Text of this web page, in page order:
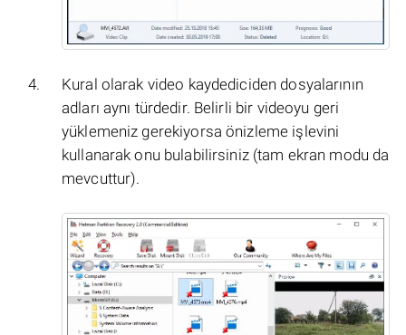
Kural olarak video kaydediciden dosyalarının
adları aynı türdedir. Belirli bir videoyu geri
yüklemeniz gerekiyorsa önizleme işlevini
kullanarak onu bulabilirsiniz (tam ekran modu da
mevcuttur).